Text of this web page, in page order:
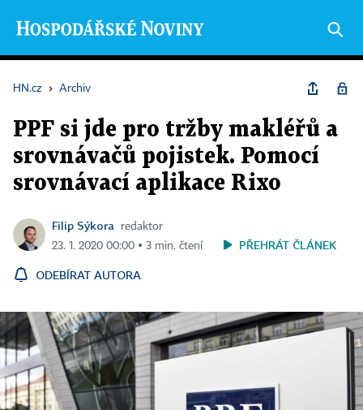
HN.cz › Archiv
PPF si jde pro tržby makléřů a
srovnávačů pojistek. Pomocí
srovnávací aplikace Rixo
Filip Sýkora
redaktor
23. 1. 2020 00:00 ▪ 3 min. čtení
PŘEHRÁT ČLÁNEK
ODEBÍRAT AUTORA